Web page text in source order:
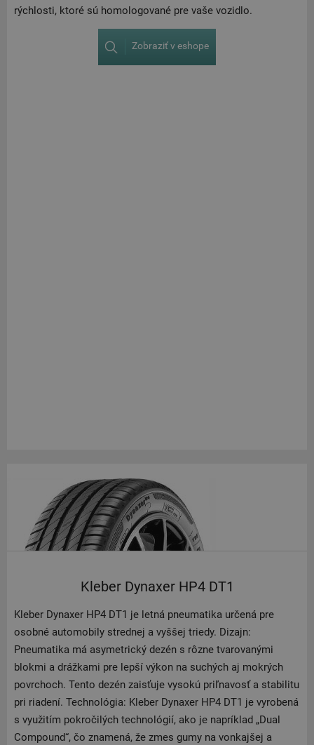
rýchlosti, ktoré sú homologované pre vaše vozidlo.
Zobraziť v eshope
Kleber Dynaxer HP4 DT1
Kleber Dynaxer HP4 DT1 je letná pneumatika určená pre
osobné automobily strednej a vyššej triedy. Dizajn:
Pneumatika má asymetrický dezén s rôzne tvarovanými
blokmi a drážkami pre lepší výkon na suchých aj mokrých
povrchoch. Tento dezén zaisťuje vysokú priľnavosť a stabilitu
pri riadení. Technológia: Kleber Dynaxer HP4 DT1 je vyrobená
s využitím pokročilých technológií, ako je napríklad „Dual
Compound“, čo znamená, že zmes gumy na vonkajšej a